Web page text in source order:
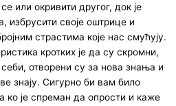
или окривити другог, док је
избрусити своје оштрице и
страстима које нас смућују.
кротких је да су скромни,
отворени су за нова знања и
знају. Сигурно би вам било
ко је спреман да опрости и каже